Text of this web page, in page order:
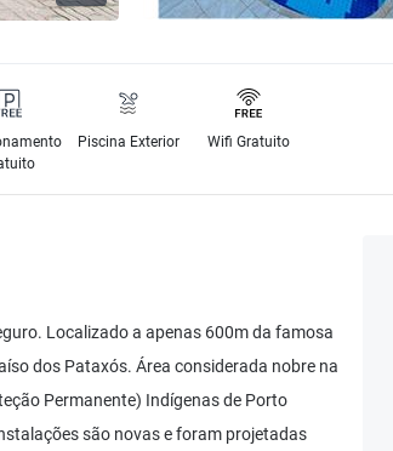
Piscina Exterior Wifi Gratuito
Localizado a apenas 600m da famosa
dos Pataxós. Área considerada nobre na
Permanente) Indígenas de Porto
são novas e foram projetadas